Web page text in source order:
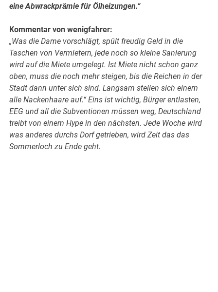
eine Abwrackprämie für Ölheizungen.“
Kommentar von wenigfahrer:
„Was die Dame vorschlägt, spült freudig Geld in die
Taschen von Vermietern, jede noch so kleine Sanierung
wird auf die Miete umgelegt. Ist Miete nicht schon ganz
oben, muss die noch mehr steigen, bis die Reichen in der
Stadt dann unter sich sind. Langsam stellen sich einem
alle Nackenhaare auf.“Eins ist wichtig, Bürger entlasten,
EEG und all die Subventionen müssen weg, Deutschland
treibt von einem Hype in den nächsten.Jede Woche wird
was anderes durchs Dorf getrieben, wird Zeit das das
Sommerloch zu Ende geht.